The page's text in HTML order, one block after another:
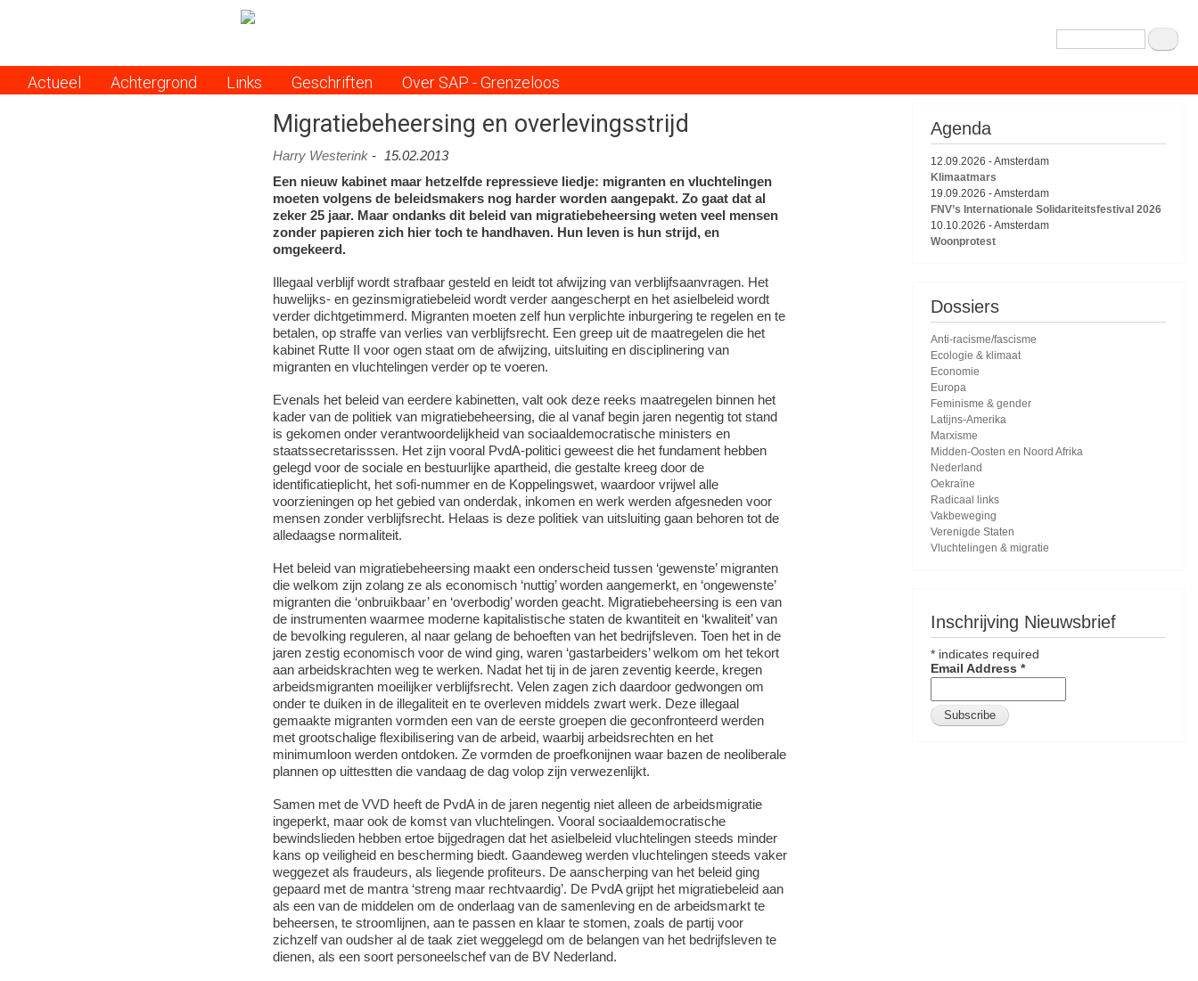
de
Zoeken
MenuActueel Achtergrond Links Geschriften Over SAP - Grenzeloos
Migratiebeheersing en overlevingsstrijd
Harry Westerink- 15.02.2013
Een nieuw kabinet maar hetzelfde repressieve liedje: migranten en vluchtelingen
moeten volgens de beleidsmakers nog harder worden aangepakt. Zo gaat dat al
zeker 25 jaar. Maar ondanks dit beleid van migratiebeheersing weten veel mensen
zonder papieren zich hier toch te handhaven. Hun leven is hun strijd, en
omgekeerd.
Illegaal verblijf wordt strafbaar gesteld en leidt tot afwijzing van verblijfsaanvragen. Het
huwelijks- en gezinsmigratiebeleid wordt verder aangescherpt en het asielbeleid wordt
verder dichtgetimmerd. Migranten moeten zelf hun verplichte inburgering te regelen en te
betalen, op straffe van verlies van verblijfsrecht. Een greep uit de maatregelen die het
kabinet Rutte II voor ogen staat om de afwijzing, uitsluiting en disciplinering van
migranten en vluchtelingen verder op te voeren.
Evenals het beleid van eerdere kabinetten, valt ook deze reeks maatregelen binnen het
kader van de politiek van migratiebeheersing, die al vanaf begin jaren negentig tot stand
is gekomen onder verantwoordelijkheid van sociaaldemocratische ministers en
staatssecretarisssen. Het zijn vooral PvdA-politici geweest die het fundament hebben
gelegd voor de sociale en bestuurlijke apartheid, die gestalte kreeg door de
identificatieplicht, het sofi-nummer en de Koppelingswet, waardoor vrijwel alle
voorzieningen op het gebied van onderdak, inkomen en werk werden afgesneden voor
mensen zonder verblijfsrecht. Helaas is deze politiek van uitsluiting gaan behoren tot de
alledaagse normaliteit.
Het beleid van migratiebeheersing maakt een onderscheid tussen ‘gewenste’ migranten
die welkom zijn zolang ze als economisch ‘nuttig’ worden aangemerkt, en ‘ongewenste’
migranten die ‘onbruikbaar’ en ‘overbodig’ worden geacht. Migratiebeheersing is een van
de instrumenten waarmee moderne kapitalistische staten de kwantiteit en ‘kwaliteit’ van
de bevolking reguleren, al naar gelang de behoeften van het bedrijfsleven. Toen het in de
jaren zestig economisch voor de wind ging, waren ‘gastarbeiders’ welkom om het tekort
aan arbeidskrachten weg te werken. Nadat het tij in de jaren zeventig keerde, kregen
arbeidsmigranten moeilijker verblijfsrecht. Velen zagen zich daardoor gedwongen om
onder te duiken in de illegaliteit en te overleven middels zwart werk. Deze illegaal
gemaakte migranten vormden een van de eerste groepen die geconfronteerd werden
met grootschalige flexibilisering van de arbeid, waarbij arbeidsrechten en het
minimumloon werden ontdoken. Ze vormden de proefkonijnen waar bazen de neoliberale
plannen op uittestten die vandaag de dag volop zijn verwezenlijkt.
Samen met de VVD heeft de PvdA in de jaren negentig niet alleen de arbeidsmigratie
ingeperkt, maar ook de komst van vluchtelingen. Vooral sociaaldemocratische
bewindslieden hebben ertoe bijgedragen dat het asielbeleid vluchtelingen steeds minder
kans op veiligheid en bescherming biedt. Gaandeweg werden vluchtelingen steeds vaker
weggezet als fraudeurs, als liegende profiteurs. De aanscherping van het beleid ging
gepaard met de mantra ‘streng maar rechtvaardig’. De PvdA grijpt het migratiebeleid aan
als een van de middelen om de onderlaag van de samenleving en de arbeidsmarkt te
beheersen, te stroomlijnen, aan te passen en klaar te stomen, zoals de partij voor
zichzelf van oudsher al de taak ziet weggelegd om de belangen van het bedrijfsleven te
dienen, als een soort personeelschef van de BV Nederland.
Agenda
12.09.2026 -Amsterdam
Klimaatmars
19.09.2026 -Amsterdam
FNV’s Internationale Solidariteitsfestival 2026
10.10.2026 -Amsterdam
Woonprotest
Dossiers
Anti-racisme/fascisme
Ecologie & klimaat
Economie
Europa
Feminisme & gender
Latijns-Amerika
Marxisme
Midden-Oosten en Noord Afrika
Nederland
Oekraïne
Radicaal links
Vakbeweging
Verenigde Staten
Vluchtelingen & migratie
Inschrijving Nieuwsbrief
* indicates required
Email Address *